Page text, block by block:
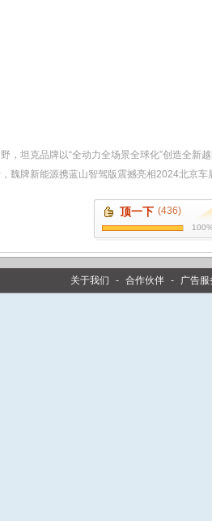
，坦克品牌以“全动力全场景全球化”创造全新
魏牌新能源携蓝山智驾版震撼亮相2024北京车
顶一下 (436)
关于我们 - 合作伙伴 - 广告服